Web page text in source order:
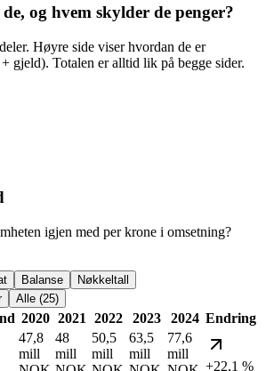
og hvem skylder de penger?
Høyre side viser hvordan de er
gjeld). Totalen er alltid lik på begge sider.
igjen med per krone i omsetning?
Balanse
Nøkkeltall
Alle (25)
2020 2021 2022 2023 2024 Endring
47,8
mill
48
mill
50,5
mill
63,5
mill
77,6
mill
+22,1 %